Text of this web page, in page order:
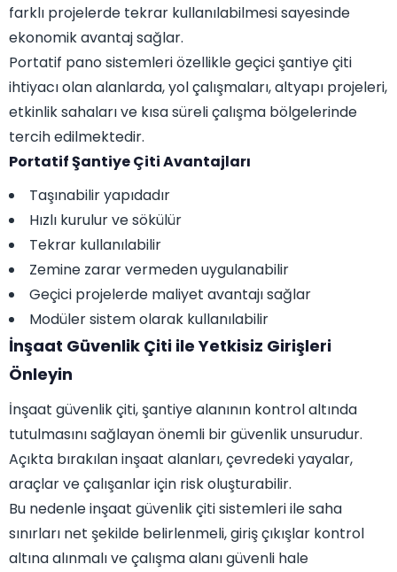
farklı projelerde tekrar kullanılabilmesi sayesinde
ekonomik avantaj sağlar.
Portatif pano sistemleri özellikle geçici şantiye çiti
ihtiyacı olan alanlarda, yol çalışmaları, altyapı projeleri,
etkinlik sahaları ve kısa süreli çalışma bölgelerinde
tercih edilmektedir.
Portatif Şantiye Çiti Avantajları
Taşınabilir yapıdadır
Hızlı kurulur ve sökülür
Tekrar kullanılabilir
Zemine zarar vermeden uygulanabilir
Geçici projelerde maliyet avantajı sağlar
Modüler sistem olarak kullanılabilir
İnşaat Güvenlik Çiti ile Yetkisiz Girişleri
Önleyin
İnşaat güvenlik çiti, şantiye alanının kontrol altında
tutulmasını sağlayan önemli bir güvenlik unsurudur.
Açıkta bırakılan inşaat alanları, çevredeki yayalar,
araçlar ve çalışanlar için risk oluşturabilir.
Bu nedenle inşaat güvenlik çiti sistemleri ile saha
sınırları net şekilde belirlenmeli, giriş çıkışlar kontrol
altına alınmalı ve çalışma alanı güvenli hale